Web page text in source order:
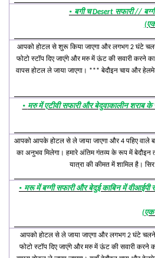
· बगी च Desert सफारी //
आपको होटल से शुरू किया जाएगा और लगभग 2 घंटे चलने
फोटो स्टॉप दिए जाएंगे और मरु में ऊंट की सवारी करने
वापस होटल ले जाया जाएगा। *** बेदौइन चाय और
· मरु में एटीवी सफारी और बेदुवाकालीन शराब के
आपको आपके होटल से ले जाया जाएगा और 4 पहिए वाले
का अनुभव मिलेगा। हमारे अंतिम गंतव्य के रूप में बेदौइन
यात्रा की कीमत में शामिल है।
· मरू में बग्गी सफारी और बेदुई काबिन में वीआईपी
(एक
आपको होटल से ले जाया जाएगा और लगभग 2 घंटे चलने
फोटो स्टॉप दिए जाएंगे और मरु में ऊंट की सवारी